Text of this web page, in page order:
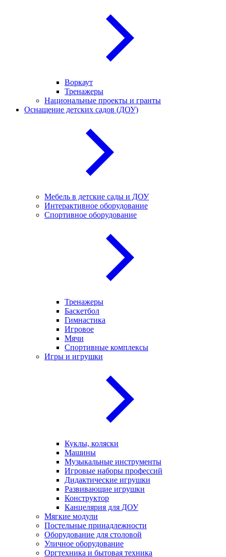
Воркаут
Тренажеры
Национальные проекты и гранты
Оснащение детских садов (ДОУ)
Мебель в детские сады и ДОУ
Интерактивное оборудование
Спортивное оборудование
Тренажеры
Баскетбол
Гимнастика
Игровое
Мячи
Спортивные комплексы
Игры и игрушки
Куклы, коляски
Машины
Музыкальные инструменты
Игровые наборы профессий
Дидактические игрушки
Развивающие игрушки
Конструктор
Канцелярия для ДОУ
Мягкие модули
Постельные принадлежности
Оборудование для столовой
Уличное оборудование
Оргтехника и бытовая техника